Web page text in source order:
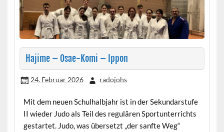
Hajime – Osae-Komi – Ippon
24. Februar 2026 radojohs
Mit dem neuen Schulhalbjahr ist in der Sekundarstufe
II wieder Judo als Teil des regulären Sportunterrichts
gestartet. Judo, was übersetzt „der sanfte Weg“